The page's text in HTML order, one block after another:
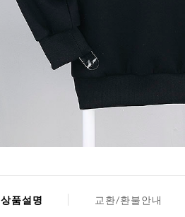
상품설명 교환/환불안내